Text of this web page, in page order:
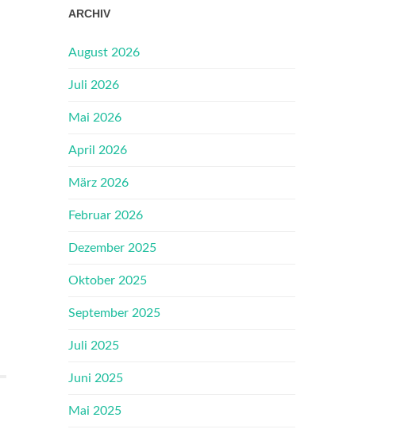
ARCHIV
August 2026
Juli 2026
Mai 2026
April 2026
März 2026
Februar 2026
Dezember 2025
Oktober 2025
September 2025
Juli 2025
Juni 2025
Mai 2025